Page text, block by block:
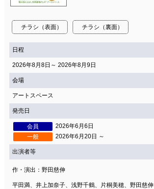
チラシ（表面） チラシ（裏面）
日程
2026年8月8日～ 2026年8月9日
会場
アートスペース
発売日
会員
2026年6月6日
一般
2026年6月20日 ～
出演者等
作・演出：野田慈伸
平田満、井上加奈子、浅野千鶴、片桐美穂、野田慈伸